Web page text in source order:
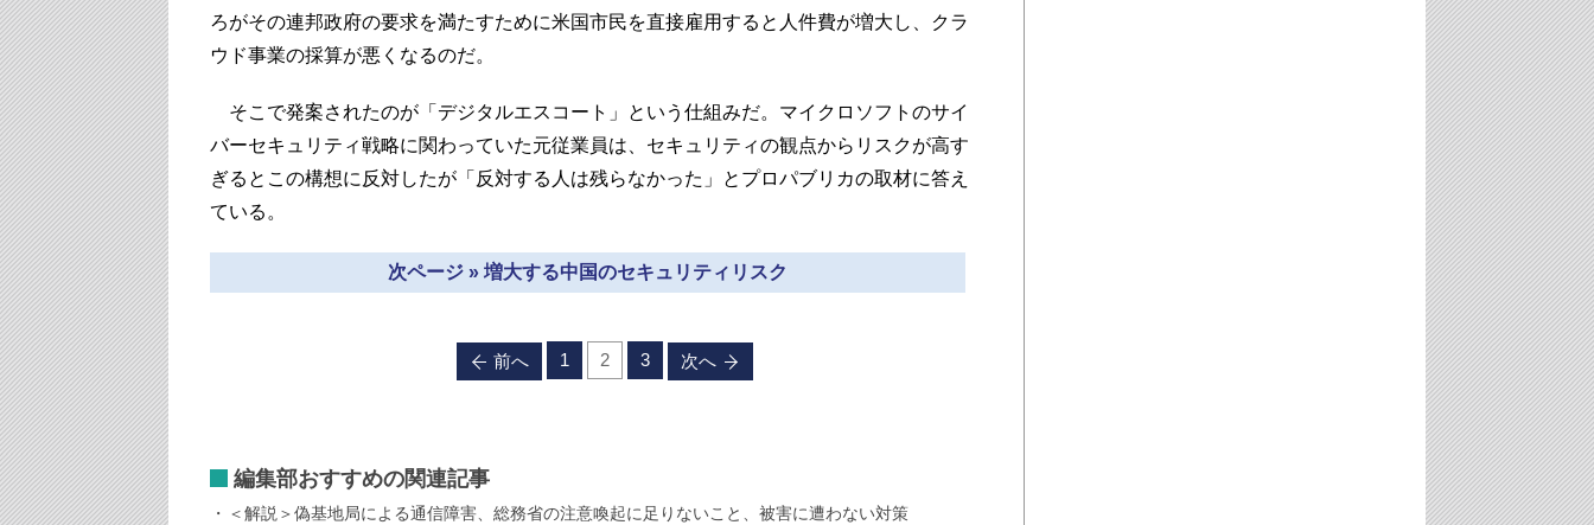
ろがその連邦政府の要求を満たすために米国市民を直接雇用すると人件費が増大し、クラ
ウド事業の採算が悪くなるのだ。
そこで発案されたのが「デジタルエスコート」という仕組みだ。マイクロソフトのサイ
バーセキュリティ戦略に関わっていた元従業員は、セキュリティの観点からリスクが高す
ぎるとこの構想に反対したが「反対する人は残らなかった」とプロパブリカの取材に答え
ている。
次ページ » 増大する中国のセキュリティリスク
前へ 1 2 3 次へ
編集部おすすめの関連記事
＜解説＞偽基地局による通信障害、総務省の注意喚起に足りないこと、被害に遭わない対策